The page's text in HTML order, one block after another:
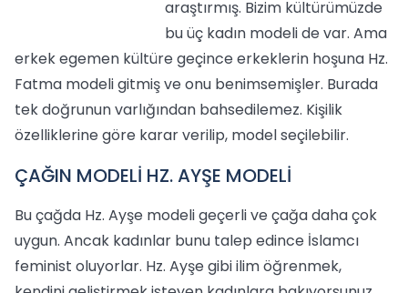
araştırmış. Bizim kültürümüzde
bu üç kadın modeli de var. Ama
erkek egemen kültüre geçince erkeklerin hoşuna Hz.
Fatma modeli gitmiş ve onu benimsemişler. Burada
tek doğrunun varlığından bahsedilemez. Kişilik
özelliklerine göre karar verilip, model seçilebilir.
ÇAĞIN MODELİ HZ. AYŞE MODELİ
Bu çağda Hz. Ayşe modeli geçerli ve çağa daha çok
uygun. Ancak kadınlar bunu talep edince İslamcı
feminist oluyorlar. Hz. Ayşe gibi ilim öğrenmek,